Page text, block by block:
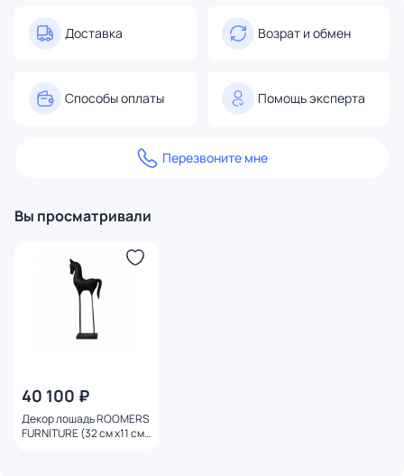
Доставка Возрат и обмен
Способы оплаты Помощь эксперта
Перезвоните мне
Вы просматривали
40 100 ₽
Декор лошадь ROOMERS
FURNITURE (32 см x11 см x